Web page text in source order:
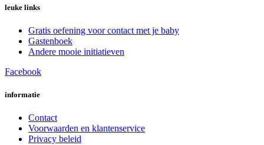
leuke links
Gratis oefening voor contact met je baby
Gastenboek
Andere mooie initiatieven
Facebook
informatie
Contact
Voorwaarden en klantenservice
Privacy beleid